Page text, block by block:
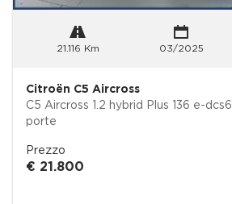
21.116 Km 03/2025
Citroën C5 Aircross
C5 Aircross 1.2 hybrid Plus 136 e-dcs6 - SUV, 5
porte
Prezzo
€ 21.800